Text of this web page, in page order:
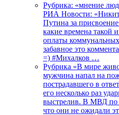
Рубрика: «мнение
РИА Новости:
Путина за
какие времена такой
оплаты
забавное это
=) #Михалков …
Рубрика «В мире
мужчина напал на
пострадавшего в
его несколько раз
выстрелив. В МВД по
что они не ожидали